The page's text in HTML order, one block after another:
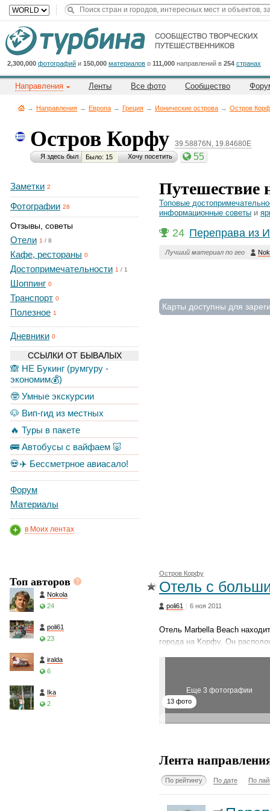
2,300,000 фотографий и 150,000 материалов о 111,000 направлений в 254 странах
Направления Ленты Все фото Сообщество
→ Направления → Европа → Греция → Ионические острова → Остров
Остров Корфу 39.58876N, 19.84680E
Я здесь был Было: 15 Хочу посетить 55
Заметки 2
Фотографии 28
Отзывы, советы
Отели 1 / 8
Кафе, рестораны 0
Достопримечательности 1 / 1
Шоппинг 0
Транспорт 0
Полезное 1
Дневники 0
ССЫЛКИ ОТ БЫВАЛЫХ
🙈 НЕ Букинг (румгуру -
экономим💰)
🤓 Умные экскурсии
🐶 Вип-гид из местных
🔥 Туры в пакете
🚌 Автобусы с вайфаем 🐷
💀✈️ Бессметрное авиасало!
Форум
Материалы
в Моих лентах
Топ авторов
Nokola
24
poli61
23
iralda
6
Ika
2
Путешествие
Топовые
информационные советы и
24 Переправа из
Лучший материал по гео
Карты доступны для
Остров Корфу
Отель с
poli61 | 6 ноя 2011
Отель Marbella Beach
города на Корфу. Он
Еще 3 фотографии
13 фото
Лента
По рейтингу По дате По
Cейчас
на
сайте:
Title
Button